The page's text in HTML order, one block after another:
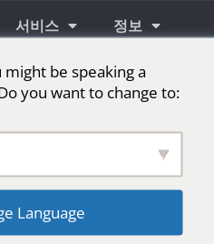
서비스 정보
연
락
크린은 어떻게 발전해야
be speaking a
you want to change to:
Language